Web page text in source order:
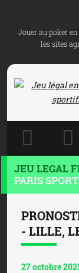
Jouer au poker
les sites
JEU LEGAL
PARIS
- LILLE,
27 octobre